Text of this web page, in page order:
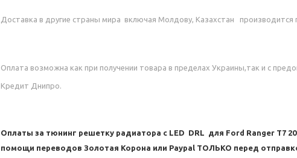
Доставка в другие страны мира включая Молдову, Казахстан производится
Оплата возможна как при получении товара в пределах Украины,так и с
Кредит Днипро.
Оплаты за тюнинг решетку радиатора с LED DRL для Ford Ranger T7
помощи переводов Золотая Корона или Paypal ТОЛЬКО перед